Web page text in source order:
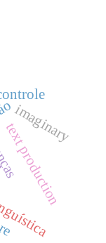
imaginary
text production